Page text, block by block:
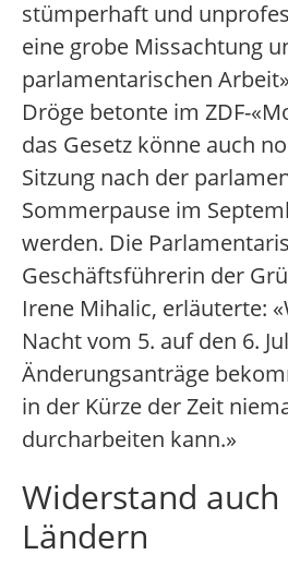
stümperhaft und
eine grobe Missachtung
parlamentarischen
Dröge betonte im ZDF-
das Gesetz könne auch
Sitzung nach der
Sommerpause im
werden. Die
Geschäftsführerin der
Irene Mihalic, erläuterte:
Nacht vom 5. auf den 6.
Änderungsanträge
in der Kürze der Zeit
durcharbeiten kann.»
Widerstand auch
Ländern